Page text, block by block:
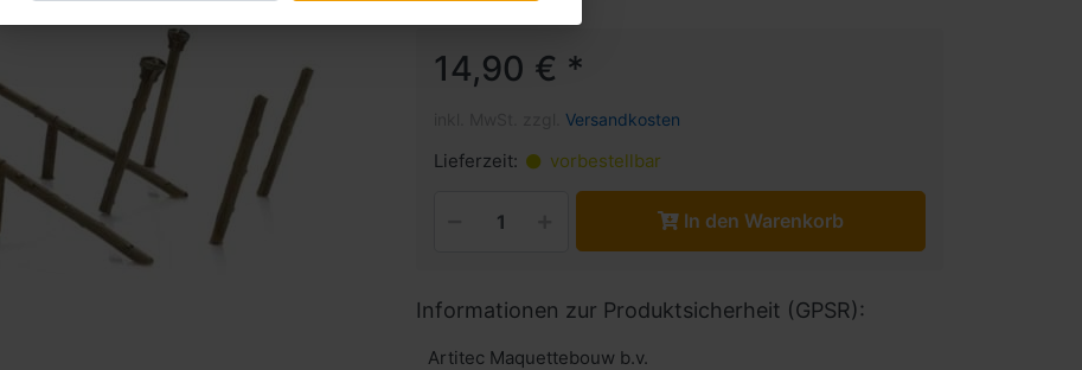
14,90 € *
Versandkosten
Lieferzeit: vorbestellbar
In den Warenkorb
Informationen zur Produktsicherheit (GPSR):
Artitec Maquettebouw b.v.